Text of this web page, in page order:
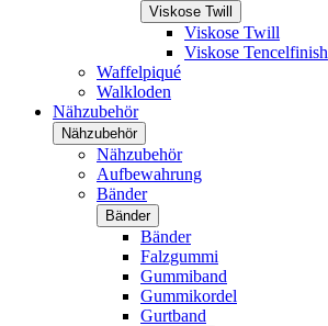
Viskose Twill
Viskose Twill
Viskose Tencelfinish
Waffelpiqué
Walkloden
Nähzubehör
Nähzubehör
Nähzubehör
Aufbewahrung
Bänder
Bänder
Bänder
Falzgummi
Gummiband
Gummikordel
Gurtband